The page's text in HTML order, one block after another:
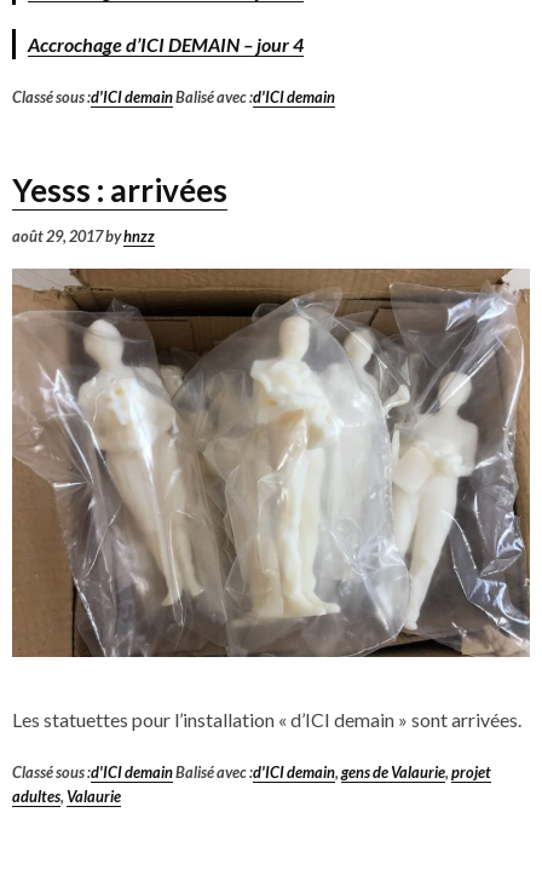
Accrochage d’ICI DEMAIN – jour 4
Classé sous :d'ICI demainBalisé avec :d'ICI demain
Yesss : arrivées
août 29, 2017byhnzz
Les statuettes pour l’installation « d’ICI demain » sont arrivées.
Classé sous :d'ICI demainBalisé avec :d'ICI demain,gens de Valaurie,projet
adultes,Valaurie